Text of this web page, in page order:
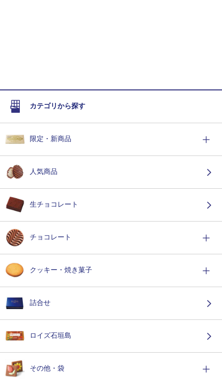
カテゴリから探す
限定・新商品
人気商品
生チョコレート
チョコレート
クッキー・焼き菓子
詰合せ
ロイズ石垣島
その他・袋